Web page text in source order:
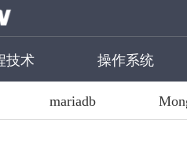
技术 操作系统
mariadb